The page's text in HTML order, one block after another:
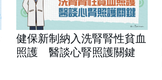
健保新制納入洗腎腎性貧血
照護 醫談心腎照護關鍵